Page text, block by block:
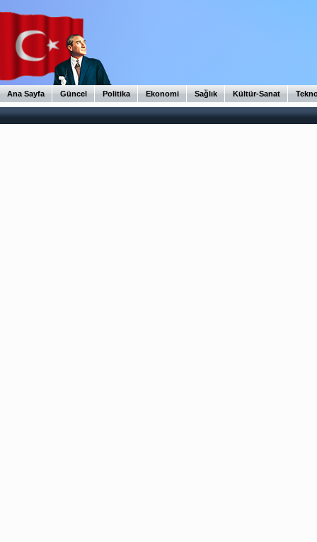
Ana Sayfa Güncel Politika Ekonomi Sağlık Kültür-Sanat